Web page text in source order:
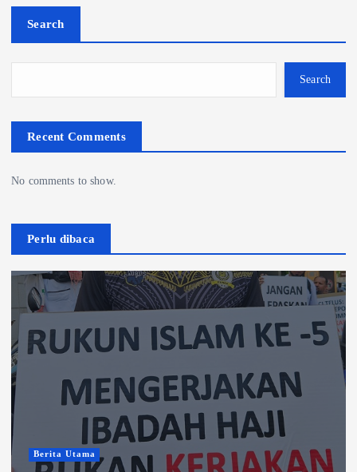
Search
Search
Recent Comments
No comments to show.
Perlu dibaca
Berita Utama